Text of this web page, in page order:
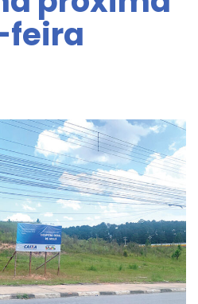
Jornada de
Animal no Parque
feira